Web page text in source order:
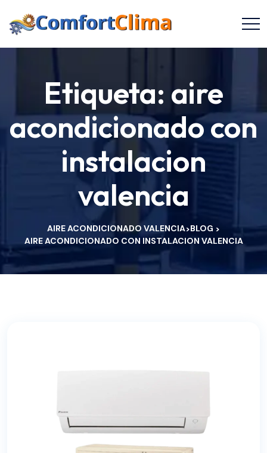
Etiqueta: aire
acondicionado con
instalacion
valencia
AIRE ACONDICIONADO VALENCIA>BLOG >
AIRE ACONDICIONADO CON INSTALACION VALENCIA